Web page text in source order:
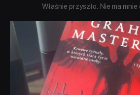
Właśnie przyszło. Nie ma
dobryhorror
Sie 23